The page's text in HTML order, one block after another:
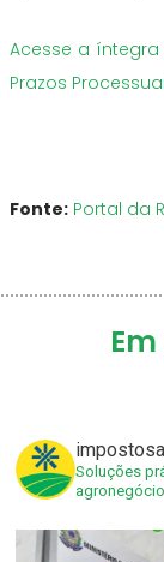
Acesse a
Prazos
Fonte: Portal da
Soluções
agronegócio